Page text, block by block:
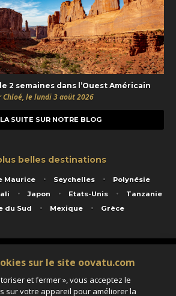
2 semaines dans l’Ouest Américain
Chloé, le lundi 3 août 2026
SUITE SUR NOTRE BLOG
belles destinations
Maurice Seychelles
Polynésie
Japon Etats-Unis
Tanzanie
du Sud
Mexique Grèce
- 22 rue Georges Picquart 75017 Paris - S.A.S
- RCS Paris B 423 671 973 - Code APE 7911Z
- Garantie financière Groupama - Agrément IATA
civile et professionnelle HISCOX RCP0081066
sur le site oovatu.com
et fermer », vous acceptez le
sur votre appareil pour améliorer la